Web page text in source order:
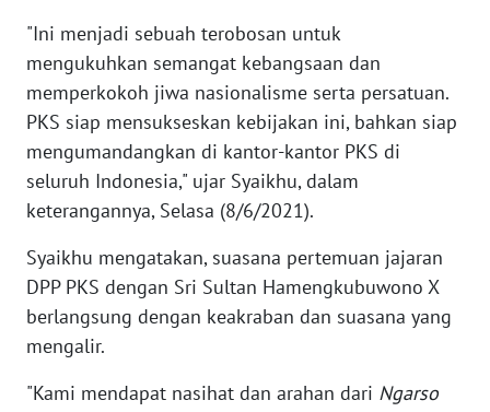
"Ini menjadi sebuah terobosan untuk
mengukuhkan semangat kebangsaan dan
memperkokoh jiwa nasionalisme serta persatuan.
PKS siap mensukseskan kebijakan ini, bahkan siap
mengumandangkan di kantor-kantor PKS di
seluruh Indonesia," ujar Syaikhu, dalam
keterangannya, Selasa (8/6/2021).
Syaikhu mengatakan, suasana pertemuan jajaran
DPP PKS dengan Sri Sultan Hamengkubuwono X
berlangsung dengan keakraban dan suasana yang
mengalir.
"Kami mendapat nasihat dan arahan dari Ngarso
WN
SUMUT
WN
JAKARTA
WN
WN
BANTEN
NTT